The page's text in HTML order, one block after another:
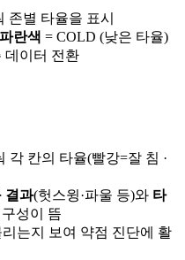
존별 타율을 표시
파란색 = COLD (낮은 타율)
데이터 전환
각 칸의 타율(빨강=잘 침 ·
결과(헛스윙·파울 등)와 타
성이 뜸
는지 보여 약점 진단에 활